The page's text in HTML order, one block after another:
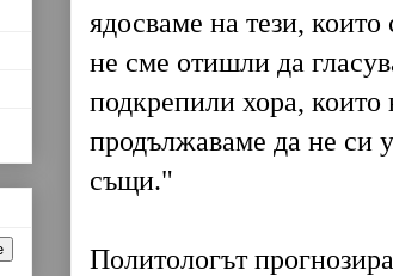
ядосваме на тези,
не сме отишли да
подкрепили хора, които
продължаваме да не си
същи."
Политологът